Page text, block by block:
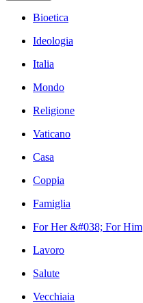
Bioetica
Ideologia
Italia
Mondo
Religione
Vaticano
Casa
Coppia
Famiglia
For Her &#038; For Him
Lavoro
Salute
Vecchiaia